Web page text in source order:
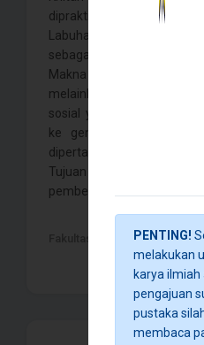
PENTING!
melakukan
karya
pengajuan
pustaka
membaca
dipraktikkan oleh
Labuhanhaji, Kabupaten
sebagai tanda
Makna tersebut tidak
melainkan dibentuk oleh
sosial yang diwariskan
ke generasi sehingga
dipertahankan dalam
Tujuan penelitian ini
pembentukan makna
Fakultas Ilmu Sosial dan ilmu